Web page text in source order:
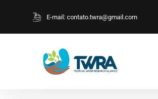
E-mail: contato.twra@gmail.com